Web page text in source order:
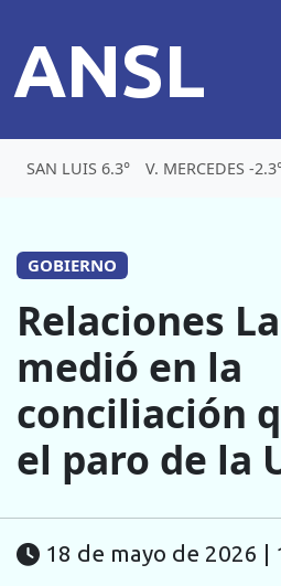
ANSL
SAN LUIS 6.3° V. MERCEDES -
GOBIERNO
Relaciones
medió en la
conciliación
el paro de la
18 de mayo de 2026 |